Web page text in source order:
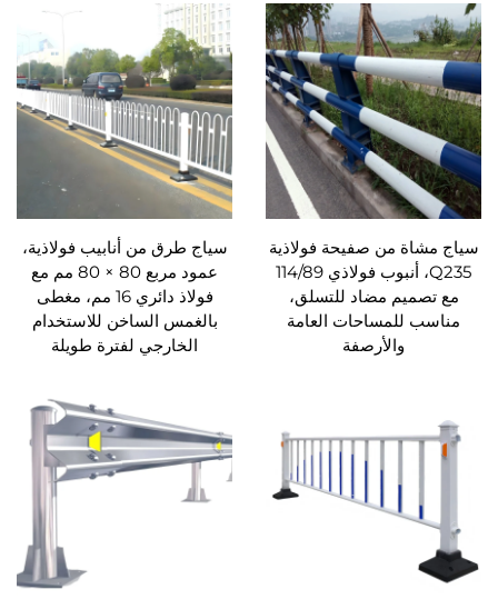
سياج مشاة من صفيحة فولاذية
Q235، أنبوب فولاذي 114/89
مع تصميم مضاد للتسلق،
مناسب للمساحات العامة
والأرصفة
سياج طرق من أنابيب فولاذية،
عمود مربع 80 × 80 مم مع
فولاذ دائري 16 مم، مغطى
بالغمس الساخن للاستخدام
الخارجي لفترة طويلة